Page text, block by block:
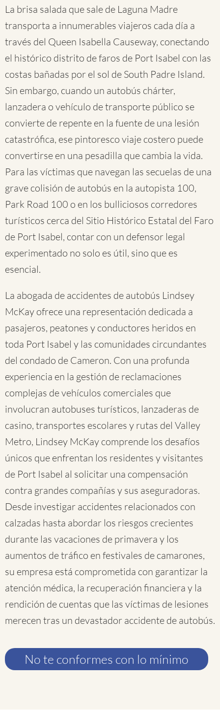
La brisa salada que sale de Laguna Madre
transporta a innumerables viajeros cada día a
través del Queen Isabella Causeway, conectando
el histórico distrito de faros de Port Isabel con las
costas bañadas por el sol de South Padre Island.
Sin embargo, cuando un autobús chárter,
lanzadera o vehículo de transporte público se
convierte de repente en la fuente de una lesión
catastrófica, ese pintoresco viaje costero puede
convertirse en una pesadilla que cambia la vida.
Para las víctimas que navegan las secuelas de una
grave colisión de autobús en la autopista 100,
Park Road 100 o en los bulliciosos corredores
turísticos cerca del Sitio Histórico Estatal del Faro
de Port Isabel, contar con un defensor legal
experimentado no solo es útil, sino que es
esencial.
La abogada de accidentes de autobús Lindsey
McKay ofrece una representación dedicada a
pasajeros, peatones y conductores heridos en
toda Port Isabel y las comunidades circundantes
del condado de Cameron. Con una profunda
experiencia en la gestión de reclamaciones
complejas de vehículos comerciales que
involucran autobuses turísticos, lanzaderas de
casino, transportes escolares y rutas del Valley
Metro, Lindsey McKay comprende los desafíos
únicos que enfrentan los residentes y visitantes
de Port Isabel al solicitar una compensación
contra grandes compañías y sus aseguradoras.
Desde investigar accidentes relacionados con
calzadas hasta abordar los riesgos crecientes
durante las vacaciones de primavera y los
aumentos de tráfico en festivales de camarones,
su empresa está comprometida con garantizar la
atención médica, la recuperación financiera y la
rendición de cuentas que las víctimas de lesiones
merecen tras un devastador accidente de autobús.
No te conformes con lo mínimo